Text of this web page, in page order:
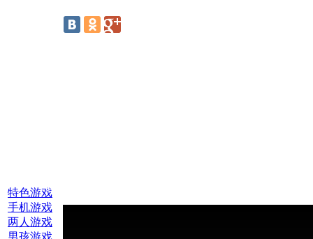
线上游戏:
特色游戏
手机游戏
两人游戏
男孩游戏